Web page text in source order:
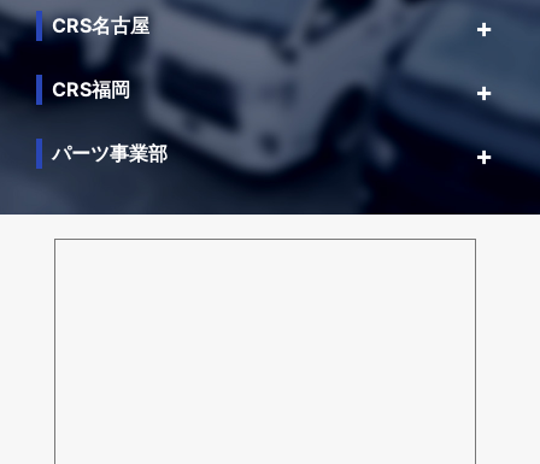
CRS名古屋
CRS福岡
パーツ事業部